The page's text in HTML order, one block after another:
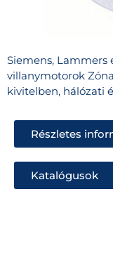
Siemens, Lammers
villanymotorok
kivitelben, hálózati
Részletes
Katalógusok